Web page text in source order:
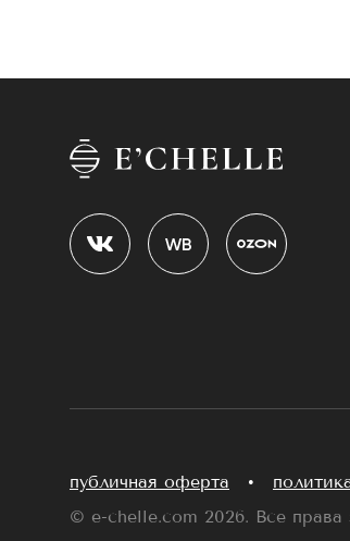
публичная оферта •
© e-chelle.com 2026. Все